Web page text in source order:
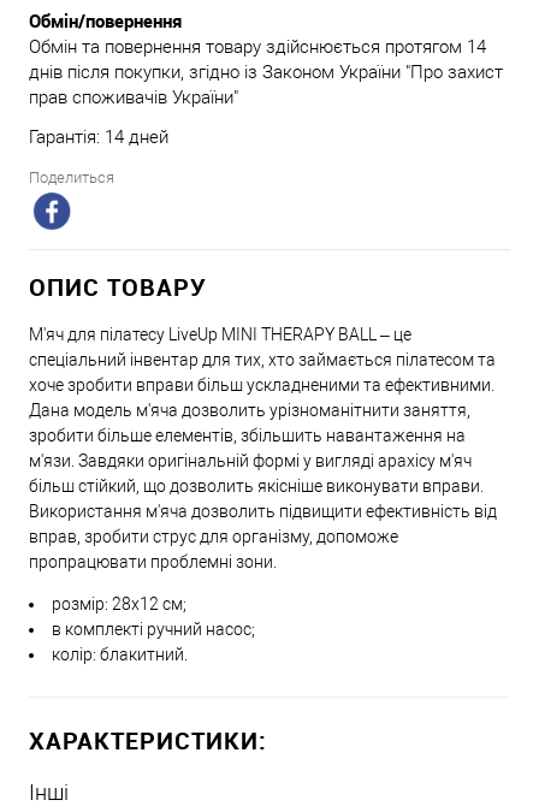
Обмін/повернення
Обмін та повернення товару здійснюється протягом 14
днів після покупки, згідно із Законом України "Про захист
прав споживачів України"
Гарантія: 14 дней
Поделиться
ОПИС ТОВАРУ
М'яч для пілатесу LiveUp MINI THERAPY BALL – це
спеціальний інвентар для тих, хто займається пілатесом та
хоче зробити вправи більш ускладненими та ефективними.
Дана модель м'яча дозволить урізноманітнити заняття,
зробити більше елементів, збільшить навантаження на
м'язи. Завдяки оригінальній формі у вигляді арахісу м'яч
більш стійкий, що дозволить якісніше виконувати вправи.
Використання м'яча дозволить підвищити ефективність від
вправ, зробити струс для організму, допоможе
пропрацювати проблемні зони.
розмір: 28х12 см;
в комплекті ручний насос;
колір: блакитний.
ХАРАКТЕРИСТИКИ:
Інші